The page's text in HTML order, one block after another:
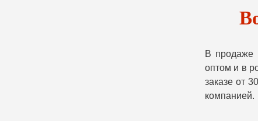
В продаже
оптом и в
заказе от
компанией.